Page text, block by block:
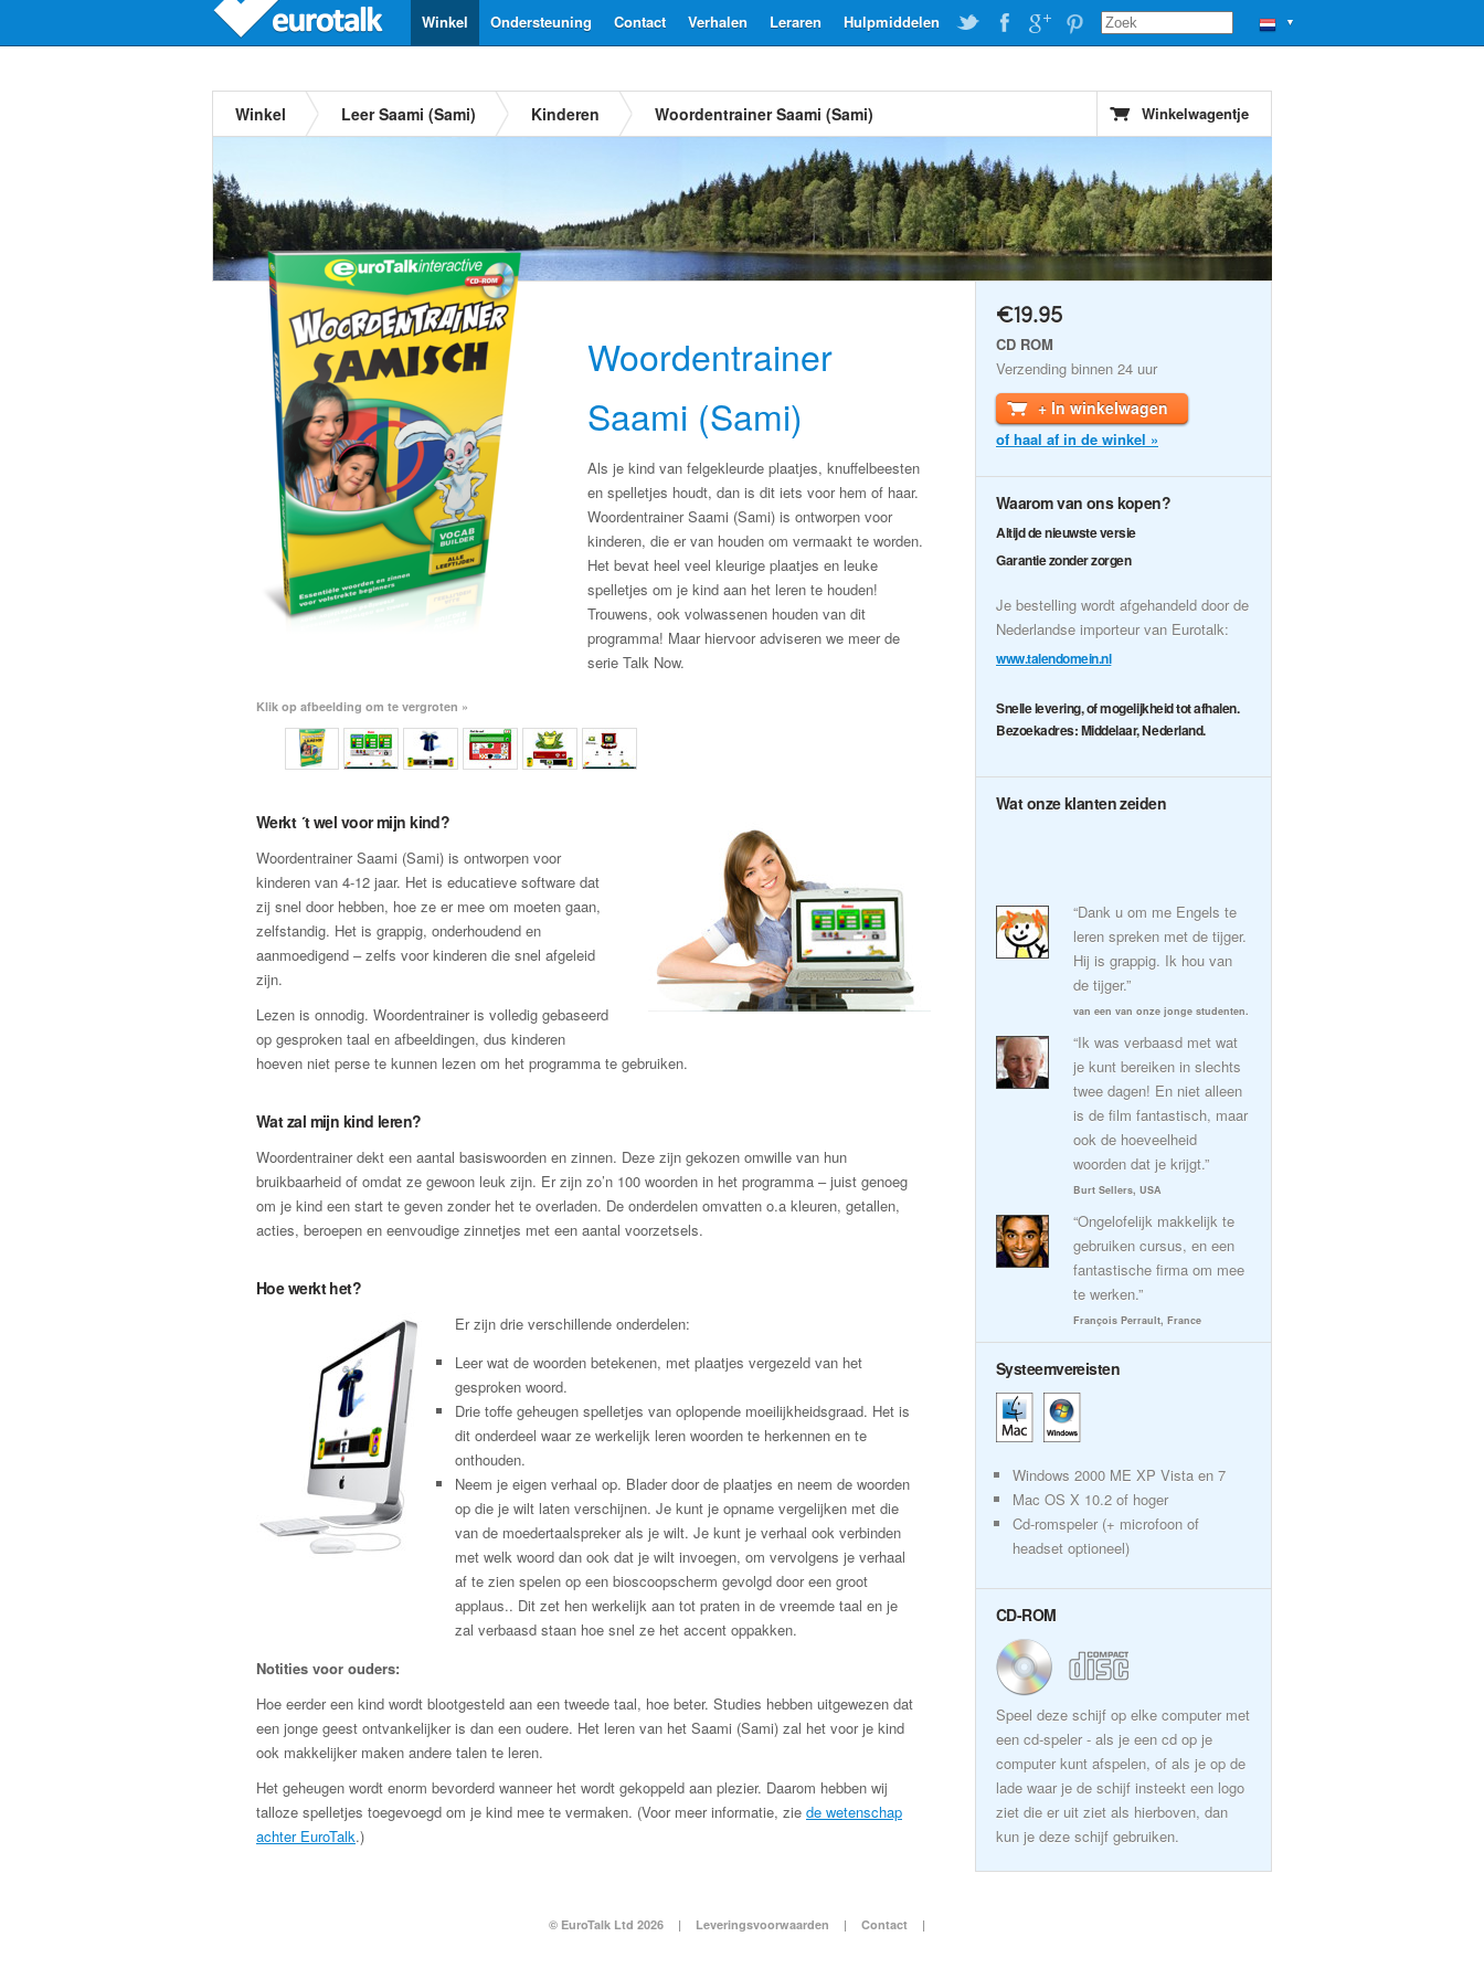
▼
Hulpmiddelen
Leraren
Verhalen
Contact
Ondersteuning
Winkel
Winkel Leer Saami (Sami) Kinderen Woordentrainer Saami (Sami) Winkelwagentje
Woordentrainer
Saami (Sami)
Als je kind van felgekleurde plaatjes, knuffelbeesten
en spelletjes houdt, dan is dit iets voor hem of haar.
Woordentrainer Saami (Sami) is ontworpen voor
kinderen, die er van houden om vermaakt te worden.
Het bevat heel veel kleurige plaatjes en leuke
spelletjes om je kind aan het leren te houden!
Trouwens, ook volwassenen houden van dit
programma! Maar hiervoor adviseren we meer de
serie Talk Now.
Klik op afbeelding om te vergroten »
Werkt ´t wel voor mijn kind?
Woordentrainer Saami (Sami) is ontworpen voor
kinderen van 4-12 jaar. Het is educatieve software dat
zij snel door hebben, hoe ze er mee om moeten gaan,
zelfstandig. Het is grappig, onderhoudend en
aanmoedigend – zelfs voor kinderen die snel afgeleid
zijn.
Lezen is onnodig. Woordentrainer is volledig gebaseerd
op gesproken taal en afbeeldingen, dus kinderen
hoeven niet perse te kunnen lezen om het programma te gebruiken.
Wat zal mijn kind leren?
Woordentrainer dekt een aantal basiswoorden en zinnen. Deze zijn gekozen omwille van hun
bruikbaarheid of omdat ze gewoon leuk zijn. Er zijn zo’n 100 woorden in het programma – juist genoeg
om je kind een start te geven zonder het te overladen. De onderdelen omvatten o.a kleuren, getallen,
acties, beroepen en eenvoudige zinnetjes met een aantal voorzetsels.
Hoe werkt het?
Er zijn drie verschillende onderdelen:
Leer wat de woorden betekenen, met plaatjes vergezeld van het
gesproken woord.
Drie toffe geheugen spelletjes van oplopende moeilijkheidsgraad. Het is
dit onderdeel waar ze werkelijk leren woorden te herkennen en te
onthouden.
Neem je eigen verhaal op. Blader door de plaatjes en neem de woorden
op die je wilt laten verschijnen. Je kunt je opname vergelijken met die
van de moedertaalspreker als je wilt. Je kunt je verhaal ook verbinden
met welk woord dan ook dat je wilt invoegen, om vervolgens je verhaal
af te zien spelen op een bioscoopscherm gevolgd door een groot
applaus.. Dit zet hen werkelijk aan tot praten in de vreemde taal en je
zal verbaasd staan hoe snel ze het accent oppakken.
Notities voor ouders:
Hoe eerder een kind wordt blootgesteld aan een tweede taal, hoe beter. Studies hebben uitgewezen dat
een jonge geest ontvankelijker is dan een oudere. Het leren van het Saami (Sami) zal het voor je kind
ook makkelijker maken andere talen te leren.
Het geheugen wordt enorm bevorderd wanneer het wordt gekoppeld aan plezier. Daarom hebben wij
talloze spelletjes toegevoegd om je kind mee te vermaken. (Voor meer informatie, zie de wetenschap
achter EuroTalk.)
€19.95
CD ROM
Verzending binnen 24 uur
+ In winkelwagen
of haal af in de winkel »
Waarom van ons kopen?
Altijd de nieuwste versie
Garantie zonder zorgen
Je bestelling wordt afgehandeld door de
Nederlandse importeur van Eurotalk:
www.talendomein.nl
Snelle levering, of mogelijkheid tot afhalen.
Bezoekadres: Middelaar, Nederland.
Wat onze klanten zeiden
“Dank u om me Engels te
leren spreken met de tijger.
Hij is grappig. Ik hou van
de tijger.”
van een van onze jonge studenten.
“Ik was verbaasd met wat
je kunt bereiken in slechts
twee dagen! En niet alleen
is de film fantastisch, maar
ook de hoeveelheid
woorden dat je krijgt.”
Burt Sellers, USA
“Ongelofelijk makkelijk te
gebruiken cursus, en een
fantastische firma om mee
te werken.”
François Perrault, France
Systeemvereisten
Windows 2000 ME XP Vista en 7
Mac OS X 10.2 of hoger
Cd-romspeler (+ microfoon of
headset optioneel)
CD-ROM
Speel deze schijf op elke computer met
een cd-speler - als je een cd op je
computer kunt afspelen, of als je op de
lade waar je de schijf insteekt een logo
ziet die er uit ziet als hierboven, dan
kun je deze schijf gebruiken.
© EuroTalk Ltd 2026 | Leveringsvoorwaarden | Contact |